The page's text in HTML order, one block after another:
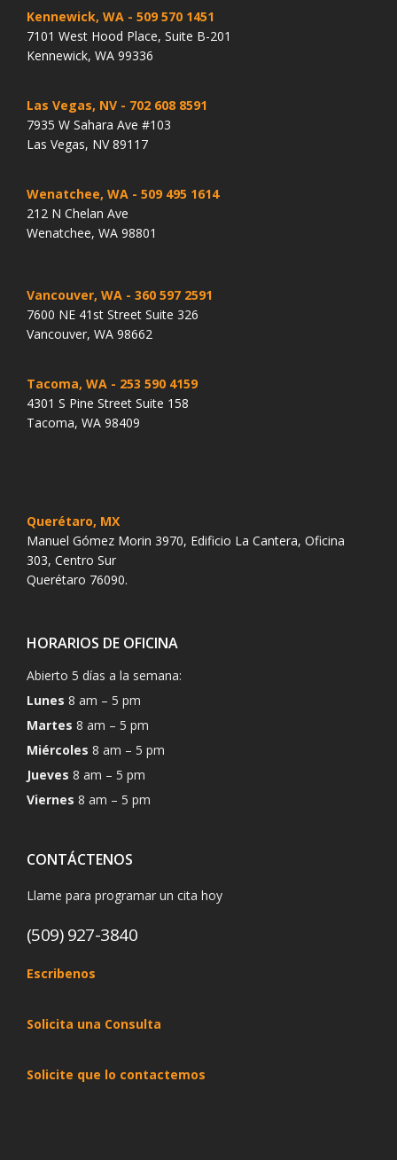
Kennewick, WA - 509 570 1451
7101 West Hood Place, Suite B-201
Kennewick, WA 99336
Las Vegas, NV - 702 608 8591
7935 W Sahara Ave #103
Las Vegas, NV 89117
Wenatchee, WA - 509 495 1614
212 N Chelan Ave
Wenatchee, WA 98801
Vancouver, WA - 360 597 2591
7600 NE 41st Street Suite 326
Vancouver, WA 98662
Tacoma, WA - 253 590 4159
4301 S Pine Street Suite 158
Tacoma, WA 98409
Querétaro, MX
Manuel Gómez Morin 3970, Edificio La Cantera, Oficina
303, Centro Sur
Querétaro 76090.
HORARIOS DE OFICINA
Abierto 5 días a la semana:
Lunes 8 am – 5 pm
Martes 8 am – 5 pm
Miércoles 8 am – 5 pm
Jueves 8 am – 5 pm
Viernes 8 am – 5 pm
CONTÁCTENOS
Llame para programar un cita hoy
(509) 927-3840
Escribenos
Solicita una Consulta
Solicite que lo contactemos